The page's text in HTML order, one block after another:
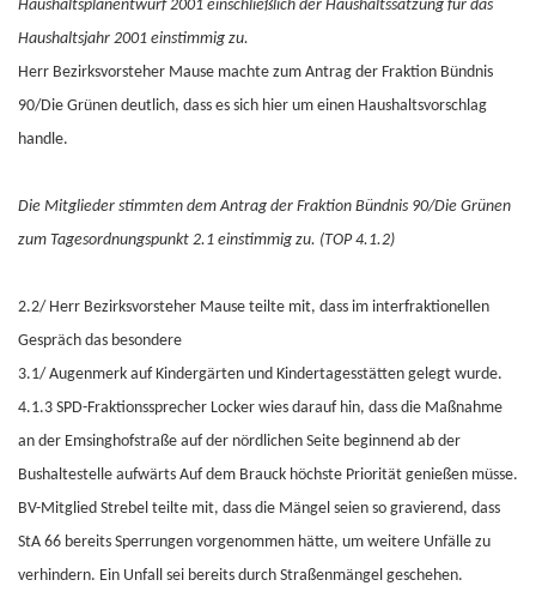
Haushaltsplanentwurf 2001 einschließlich der Haushaltssatzung für das
Haushaltsjahr 2001 einstimmig zu.
Herr Bezirksvorsteher Mause machte zum Antrag der Fraktion Bündnis
90/Die Grünen deutlich, dass es sich hier um einen Haushaltsvorschlag
handle.
Die Mitglieder stimmten dem Antrag der Fraktion Bündnis 90/Die Grünen
zum Tagesordnungspunkt 2.1 einstimmig zu. (TOP 4.1.2)
2.2/ Herr Bezirksvorsteher Mause teilte mit, dass im interfraktionellen
Gespräch das besondere
3.1/ Augenmerk auf Kindergärten und Kindertagesstätten gelegt wurde.
4.1.3 SPD-Fraktionssprecher Locker wies darauf hin, dass die Maßnahme
an der Emsinghofstraße auf der nördlichen Seite beginnend ab der
Bushaltestelle aufwärts Auf dem Brauck höchste Priorität genießen müsse.
BV-Mitglied Strebel teilte mit, dass die Mängel seien so gravierend, dass
StA 66 bereits Sperrungen vorgenommen hätte, um weitere Unfälle zu
verhindern. Ein Unfall sei bereits durch Straßenmängel geschehen.